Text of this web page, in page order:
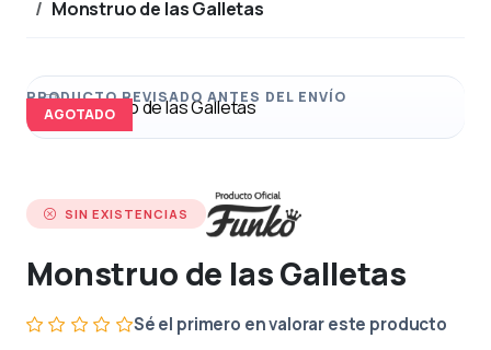
Monstruo de las Galletas
AGOTADO
SIN EXISTENCIAS
Monstruo de las Galletas
Sé el primero en valorar este producto